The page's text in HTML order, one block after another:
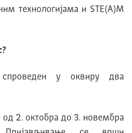
технологијама и SТЕ(А)М
у оквиру два
од 2. октобра до 3. новембра